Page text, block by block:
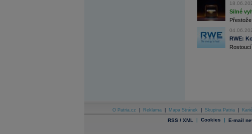
Archiv - Měnová politika
Silné
RWE:
O Patria.cz Reklama Mapa Stránek Skupina Patria
RSS / XML | Cookies | E-mail